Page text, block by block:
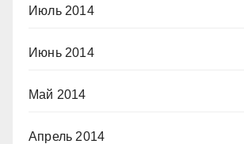
Июль 2014
Июнь 2014
Май 2014
Апрель 2014